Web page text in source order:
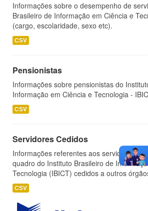
Informações sobre o desempenho de
Brasileiro de Informação em Ciência e
(cargo, escolaridade, sexo etc).
CSV
Pensionistas
Informações sobre pensionistas do
Informação em Ciência e Tecnologia -
CSV
Servidores Cedidos
Informações referentes aos servidores
quadro do Instituto Brasileiro de
Tecnologia (IBICT) cedidos a outros
CSV